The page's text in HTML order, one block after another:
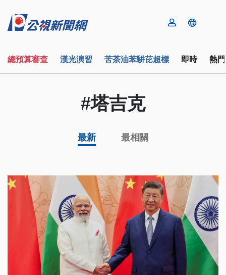
總預算審查 漢光演習 苦茶油苯駢芘超標 即時 熱
#塔吉克
最新 最相關